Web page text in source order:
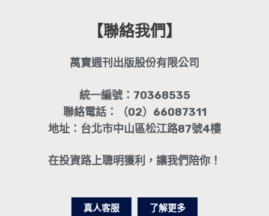
【聯絡我們】
萬寶週刊出版股份有限公司
統一編號：70368535
聯絡電話：（02）66087311
地址：台北市中山區松江路87號4樓
在投資路上聰明獲利，讓我們陪你！
真人客服 了解更多